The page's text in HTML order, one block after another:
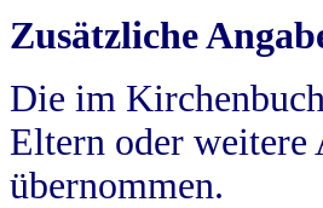
Zusätzliche
Die im
Eltern oder weitere
übernommen.